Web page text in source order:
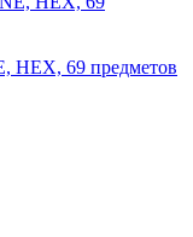
HEX, 69 предметов